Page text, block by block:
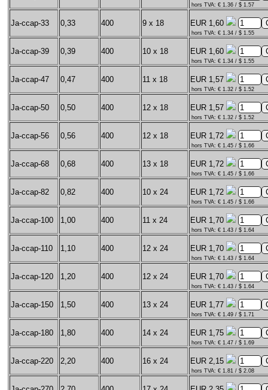
hors TVA: € 1.36 / $ 1.57
Ja-ccap-33 0,33 400 9 x 18 EUR 1,60
hors TVA: € 1.34 / $ 1.55
Ja-ccap-39 0,39 400 10 x 18 EUR 1,60
hors TVA: € 1.34 / $ 1.55
Ja-ccap-47 0,47 400 11 x 18 EUR 1,57
hors TVA: € 1.32 / $ 1.52
Ja-ccap-50 0,50 400 12 x 18 EUR 1,57
hors TVA: € 1.32 / $ 1.52
Ja-ccap-56 0,56 400 12 x 18 EUR 1,72
hors TVA: € 1.45 / $ 1.66
Ja-ccap-68 0,68 400 13 x 18 EUR 1,72
hors TVA: € 1.45 / $ 1.66
Ja-ccap-82 0,82 400 10 x 24 EUR 1,72
hors TVA: € 1.45 / $ 1.66
Ja-ccap-100 1,00 400 11 x 24 EUR 1,70
hors TVA: € 1.43 / $ 1.64
Ja-ccap-110 1,10 400 12 x 24 EUR 1,70
hors TVA: € 1.43 / $ 1.64
Ja-ccap-120 1,20 400 12 x 24 EUR 1,70
hors TVA: € 1.43 / $ 1.64
Ja-ccap-150 1,50 400 13 x 24 EUR 1,77
hors TVA: € 1.49 / $ 1.71
Ja-ccap-180 1,80 400 14 x 24 EUR 1,75
hors TVA: € 1.47 / $ 1.69
Ja-ccap-220 2,20 400 16 x 24 EUR 2,15
hors TVA: € 1.81 / $ 2.08